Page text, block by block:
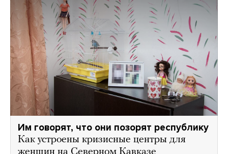
Им говорят, что они позорят республику
Как устроены кризисные центры для
женщин на Северном Кавказе